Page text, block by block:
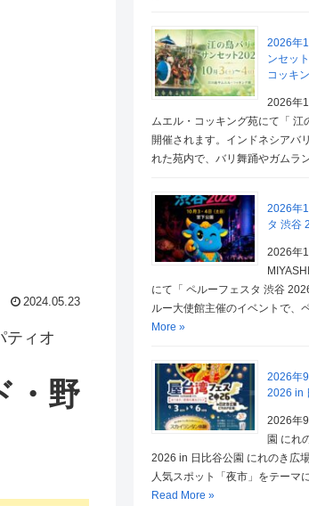
2024.05.23
ティオ
・野
2026年
ンセッ
コッキ
2026年
ムエル・コッキング苑にて「
開催されます。インドネシアバ
れた苑内で、バリ舞踊やガムラ
2026年
タ 渋谷
2026年
にて「 ペルーフェスタ 渋谷
ルー大使館主催のイベントで、
More »
2026年
2026 in
2026年
園 にれ
2026 in 日比谷公園 にれのき広
人気スポット「夜市」をテーマ
Read More »